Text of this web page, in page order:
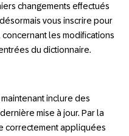
changements effectués
vous inscrire pour
les modifications
du dictionnaire.
inclure des
mise à jour. Par la
correctement appliquées